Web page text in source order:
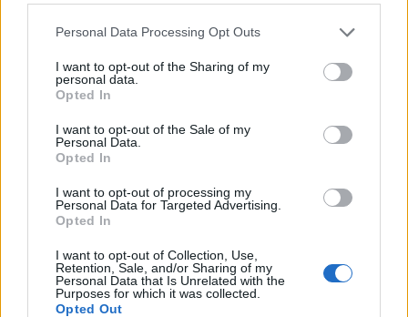
Personal Data Processing Opt Outs
I want to opt-out of the Sharing of my
personal data.
Opted In
I want to opt-out of the Sale of my
Personal Data.
Opted In
I want to opt-out of processing my
Personal Data for Targeted Advertising.
Opted In
I want to opt-out of Collection, Use,
Retention, Sale, and/or Sharing of my
Personal Data that Is Unrelated with the
Purposes for which it was collected.
Opted Out
Da chuva pedida... à maior festa dos oliveirenses
8/08/2026